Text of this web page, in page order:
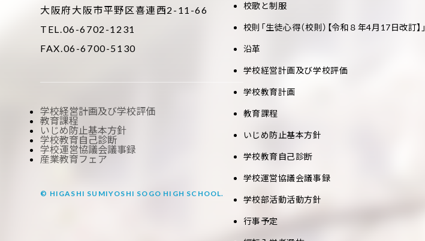
校歌と制服
校則「生徒心得（校則）【令和８年4月17日改訂】」
沿革
学校経営計画及び学校評価
学校教育計画
教育課程
いじめ防止基本方針
学校教育自己診断
学校運営協議会議事録
学校部活動活動方針
行事予定
大阪府大阪市平野区喜連西2-11-66
TEL.06-6702-1231
FAX.06-6700-5130
学校経営計画及び学校評価
教育課程
いじめ防止基本方針
学校教育自己診断
学校運営協議会議事録
産業教育フェア
© HIGASHI SUMIYOSHI SOGO HIGH SCHOOL.